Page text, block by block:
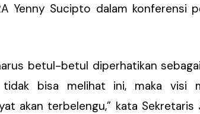
Yenny Sucipto dalam konferensi
betul-betul diperhatikan
tidak bisa melihat ini, maka visi
akan terbelengu,” kata Sekretaris